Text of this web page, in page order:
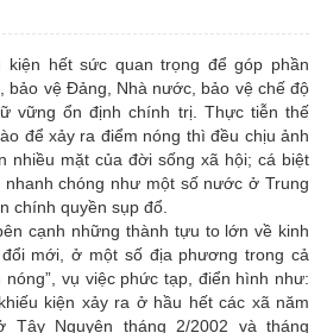
kiện hết sức quan trọng để góp phần
bảo vệ Đảng, Nhà nước, bảo vệ chế độ
vững ổn định chính trị. Thực tiễn thế
để xảy ra điểm nóng thì đều chịu ảnh
nhiều mặt của đời sống xã hội; cá biệt
chóng như một số nước ở Trung
chính quyền sụp đổ.
cạnh những thành tựu to lớn về kinh
mới, ở một số địa phương trong cả
vụ việc phức tạp, điển hình như:
kiện xảy ra ở hầu hết các xã năm
Tây Nguyên tháng 2/2002 và tháng